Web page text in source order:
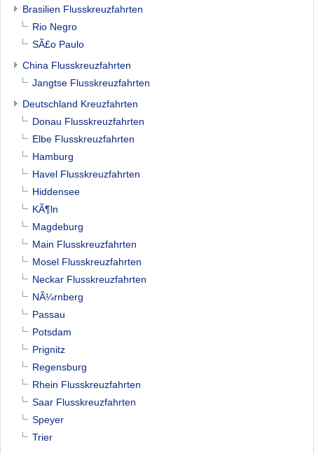
Brasilien Flusskreuzfahrten
Rio Negro
SÃ£o Paulo
China Flusskreuzfahrten
Jangtse Flusskreuzfahrten
Deutschland Kreuzfahrten
Donau Flusskreuzfahrten
Elbe Flusskreuzfahrten
Hamburg
Havel Flusskreuzfahrten
Hiddensee
KÃ¶ln
Magdeburg
Main Flusskreuzfahrten
Mosel Flusskreuzfahrten
Neckar Flusskreuzfahrten
NÃ¼rnberg
Passau
Potsdam
Prignitz
Regensburg
Rhein Flusskreuzfahrten
Saar Flusskreuzfahrten
Speyer
Trier